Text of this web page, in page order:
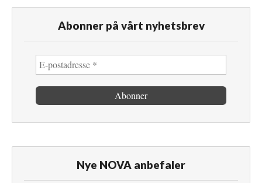
Abonner på vårt nyhetsbrev
Nye NOVA anbefaler